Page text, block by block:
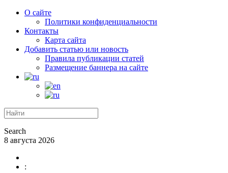
О сайте
Политики конфиденциальности
Контакты
Карта сайта
Добавить статью или новость
Правила публикации статей
Размещение баннера на сайте
Search
8 августа 2026
: